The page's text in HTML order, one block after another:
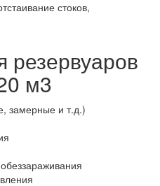
стоков,
резервуаров
м3
замерные и т.д.)